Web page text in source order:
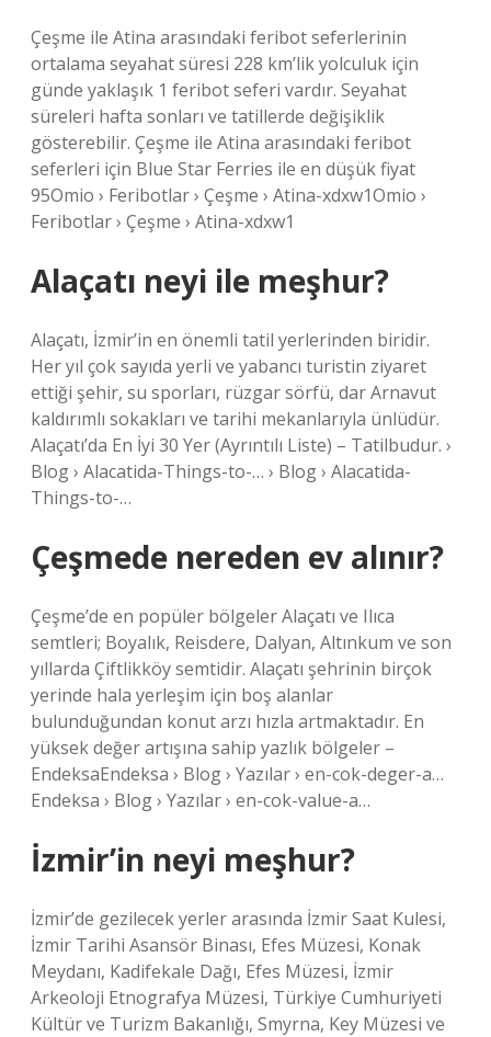
Çeşme ile Atina arasındaki feribot seferlerinin
ortalama seyahat süresi 228 km’lik yolculuk için
günde yaklaşık 1 feribot seferi vardır. Seyahat
süreleri hafta sonları ve tatillerde değişiklik
gösterebilir. Çeşme ile Atina arasındaki feribot
seferleri için Blue Star Ferries ile en düşük fiyat
95Omio › Feribotlar › Çeşme › Atina-xdxw1Omio ›
Feribotlar › Çeşme › Atina-xdxw1
Alaçatı neyi ile meşhur?
Alaçatı, İzmir’in en önemli tatil yerlerinden biridir.
Her yıl çok sayıda yerli ve yabancı turistin ziyaret
ettiği şehir, su sporları, rüzgar sörfü, dar Arnavut
kaldırımlı sokakları ve tarihi mekanlarıyla ünlüdür.
Alaçatı’da En İyi 30 Yer (Ayrıntılı Liste) – Tatilbudur. ›
Blog › Alacatida-Things-to-… › Blog › Alacatida-
Things-to-…
Çeşmede nereden ev alınır?
Çeşme’de en popüler bölgeler Alaçatı ve Ilıca
semtleri; Boyalık, Reisdere, Dalyan, Altınkum ve son
yıllarda Çiftlikköy semtidir. Alaçatı şehrinin birçok
yerinde hala yerleşim için boş alanlar
bulunduğundan konut arzı hızla artmaktadır. En
yüksek değer artışına sahip yazlık bölgeler –
EndeksaEndeksa › Blog › Yazılar › en-cok-deger-a…
Endeksa › Blog › Yazılar › en-cok-value-a…
İzmir’in neyi meşhur?
İzmir’de gezilecek yerler arasında İzmir Saat Kulesi,
İzmir Tarihi Asansör Binası, Efes Müzesi, Konak
Meydanı, Kadifekale Dağı, Efes Müzesi, İzmir
Arkeoloji Etnografya Müzesi, Türkiye Cumhuriyeti
Kültür ve Turizm Bakanlığı, Smyrna, Key Müzesi ve